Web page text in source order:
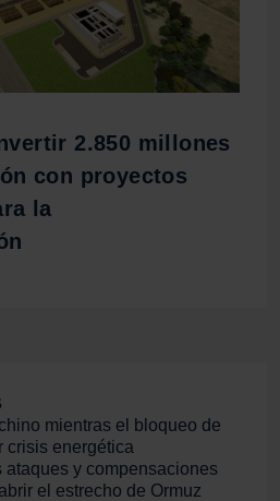
2.850 millones
con proyectos
la
mientras el bloqueo de
crisis energética
ataques y compensaciones
el estrecho de Ormuz